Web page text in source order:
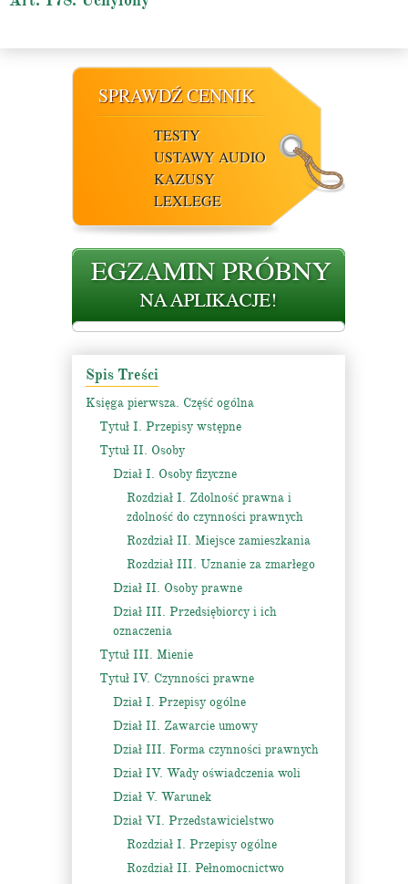
SPRAWDŹ CENNIK
TESTY
USTAWY AUDIO
KAZUSY
LEXLEGE
Spis Treści
Księga pierwsza. Część ogólna
Tytuł I. Przepisy wstępne
Tytuł II. Osoby
Dział I. Osoby fizyczne
Rozdział I. Zdolność prawna i
zdolność do czynności prawnych
Rozdział II. Miejsce zamieszkania
Rozdział III. Uznanie za zmarłego
Dział II. Osoby prawne
Dział III. Przedsiębiorcy i ich
oznaczenia
Tytuł III. Mienie
Tytuł IV. Czynności prawne
Dział I. Przepisy ogólne
Dział II. Zawarcie umowy
Dział III. Forma czynności prawnych
Dział IV. Wady oświadczenia woli
Dział V. Warunek
Dział VI. Przedstawicielstwo
Rozdział I. Przepisy ogólne
Rozdział II. Pełnomocnictwo